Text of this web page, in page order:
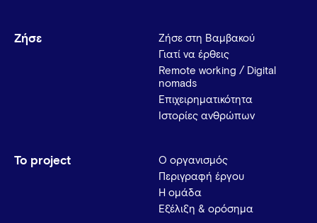
Ζήσε
Ζήσε στη Βαμβακού
Γιατί να έρθεις
Remote working / Digital
nomads
Επιχειρηματικότητα
Ιστορίες ανθρώπων
Το project
Ο οργανισμός
Περιγραφή έργου
Η ομάδα
Εξέλιξη & ορόσημα